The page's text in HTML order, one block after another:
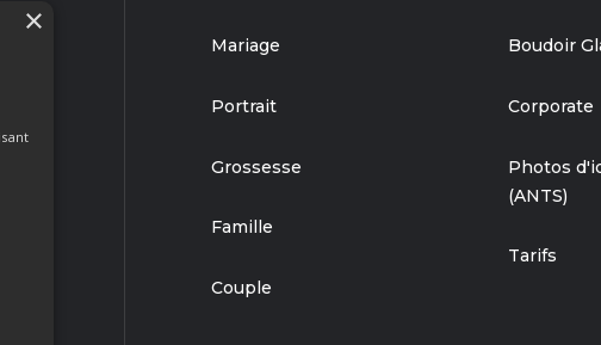
Mariage
Portrait
Grossesse
Famille
Couple
Boudoir
Corporate
Photos
(ANTS)
Tarifs
×